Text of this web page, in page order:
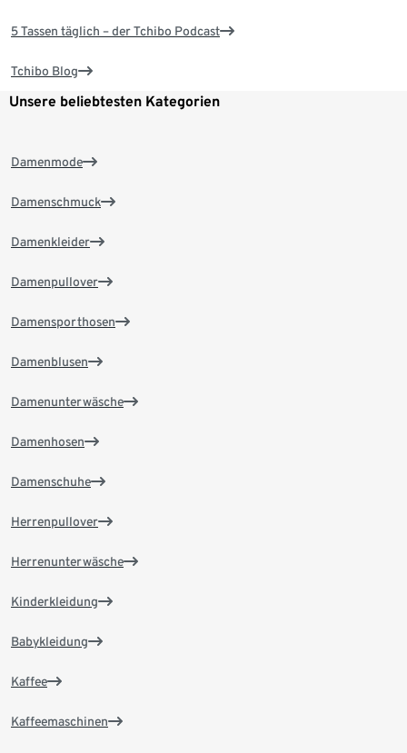
5 Tassen täglich – der Tchibo Podcast
Tchibo Blog
Unsere beliebtesten Kategorien
Damenmode
Damenschmuck
Damenkleider
Damenpullover
Damensporthosen
Damenblusen
Damenunterwäsche
Damenhosen
Damenschuhe
Herrenpullover
Herrenunterwäsche
Kinderkleidung
Babykleidung
Kaffee
Kaffeemaschinen